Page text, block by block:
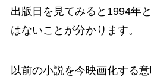
出版日を見てみると1994年
はないことが分かります。
以前の小説を今映画化する